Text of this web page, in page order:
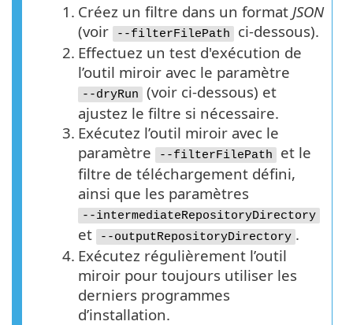
1. Créez un filtre dans un format JSON
(voir
--filterFilePath
ci-dessous).
2. Effectuez un test d'exécution de
l’outil miroir avec le paramètre
--dryRun
(voir ci-dessous) et
ajustez le filtre si nécessaire.
3. Exécutez l’outil miroir avec le
paramètre
--filterFilePath
et le
filtre de téléchargement défini,
ainsi que les paramètres
--intermediateRepositoryDirectory
et --outputRepositoryDirectory .
4. Exécutez régulièrement l’outil
miroir pour toujours utiliser les
derniers programmes
d’installation.